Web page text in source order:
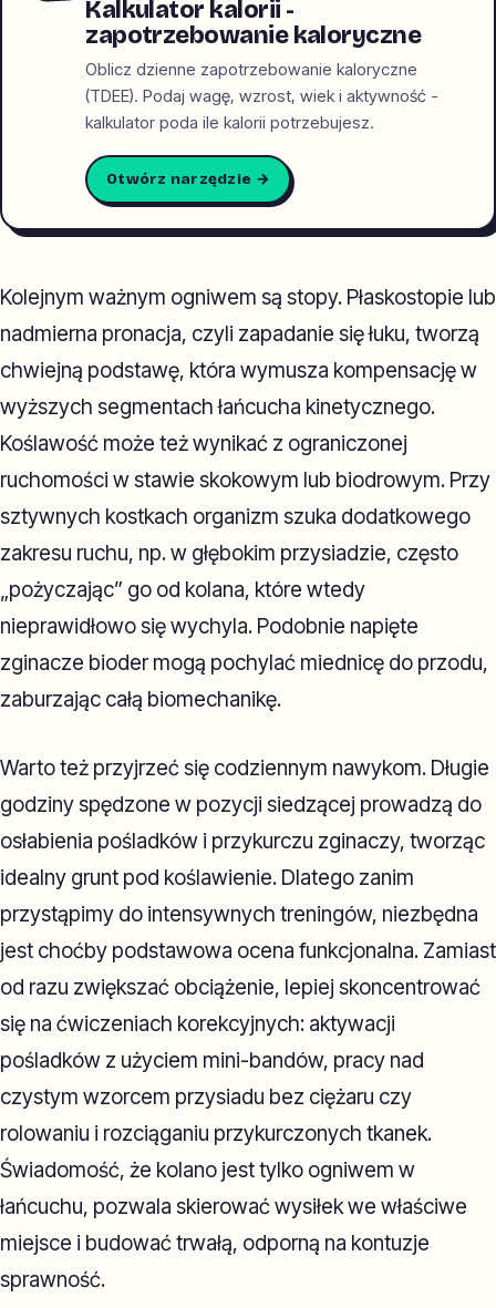
Kalkulator kalorii -
zapotrzebowanie kaloryczne
Oblicz dzienne zapotrzebowanie kaloryczne
(TDEE). Podaj wagę, wzrost, wiek i aktywność -
kalkulator poda ile kalorii potrzebujesz.
Otwórz narzędzie →
Kolejnym ważnym ogniwem są stopy. Płaskostopie lub
nadmierna pronacja, czyli zapadanie się łuku, tworzą
chwiejną podstawę, która wymusza kompensację w
wyższych segmentach łańcucha kinetycznego.
Koślawość może też wynikać z ograniczonej
ruchomości w stawie skokowym lub biodrowym. Przy
sztywnych kostkach organizm szuka dodatkowego
zakresu ruchu, np. w głębokim przysiadzie, często
„pożyczając” go od kolana, które wtedy
nieprawidłowo się wychyla. Podobnie napięte
zginacze bioder mogą pochylać miednicę do przodu,
zaburzając całą biomechanikę.
Warto też przyjrzeć się codziennym nawykom. Długie
godziny spędzone w pozycji siedzącej prowadzą do
osłabienia pośladków i przykurczu zginaczy, tworząc
idealny grunt pod koślawienie. Dlatego zanim
przystąpimy do intensywnych treningów, niezbędna
jest choćby podstawowa ocena funkcjonalna. Zamiast
od razu zwiększać obciążenie, lepiej skoncentrować
się na ćwiczeniach korekcyjnych: aktywacji
pośladków z użyciem mini-bandów, pracy nad
czystym wzorcem przysiadu bez ciężaru czy
rolowaniu i rozciąganiu przykurczonych tkanek.
Świadomość, że kolano jest tylko ogniwem w
łańcuchu, pozwala skierować wysiłek we właściwe
miejsce i budować trwałą, odporną na kontuzje
sprawność.